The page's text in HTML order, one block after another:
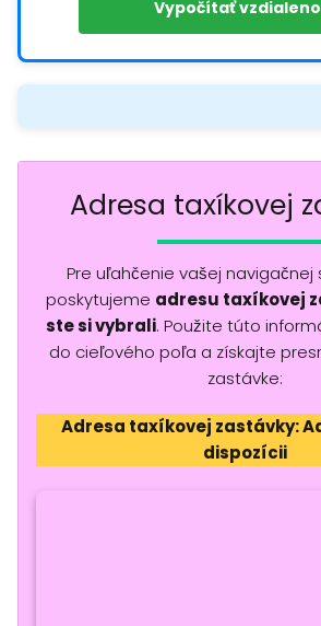
Vypočítať
Adresa taxíkovej
Pre uľahčenie vašej navigačnej
poskytujeme adresu taxíkovej
ste si vybrali. Použite túto
do cieľového poľa a získajte
zastávke:
Adresa taxíkovej zastávky:
dispozícii